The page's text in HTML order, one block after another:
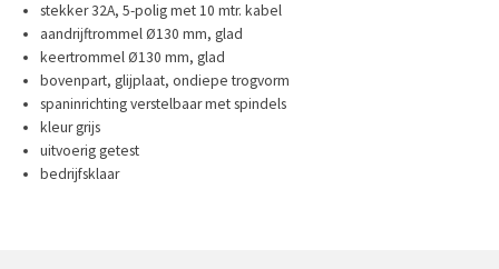
stekker 32A, 5-polig met 10 mtr. kabel
aandrijftrommel Ø130 mm, glad
keertrommel Ø130 mm, glad
bovenpart, glijplaat, ondiepe trogvorm
spaninrichting verstelbaar met spindels
kleur grijs
uitvoerig getest
bedrijfsklaar